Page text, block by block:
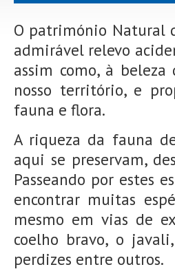
O património Natural
admirável relevo
assim como, à
nosso território, e
fauna e flora.
A riqueza da fauna
aqui se preservam,
Passeando por estes
encontrar muitas
mesmo em vias de
coelho bravo, o
perdizes entre outros.